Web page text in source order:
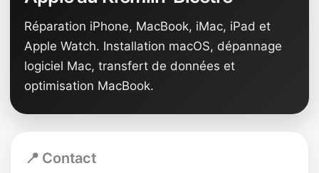
Réparation iPhone, MacBook, iMac, iPad et
Apple Watch. Installation macOS, dépannage
logiciel Mac, transfert de données et
optimisation MacBook.
📍 Contact